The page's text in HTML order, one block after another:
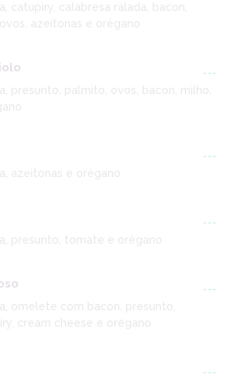
catupiry, calabresa ralada, bacon,
---
presunto, palmito, ovos, bacon, milho,
---
---
---
omelete com bacon, presunto,
cream cheese e orégano
---